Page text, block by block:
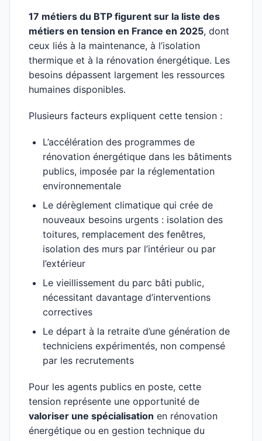
17 métiers du BTP figurent sur la liste des
métiers en tension en France en 2025, dont
ceux liés à la maintenance, à l’isolation
thermique et à la rénovation énergétique. Les
besoins dépassent largement les ressources
humaines disponibles.
Plusieurs facteurs expliquent cette tension :
L’accélération des programmes de
rénovation énergétique dans les bâtiments
publics, imposée par la réglementation
environnementale
Le dérèglement climatique qui crée de
nouveaux besoins urgents : isolation des
toitures, remplacement des fenêtres,
isolation des murs par l’intérieur ou par
l’extérieur
Le vieillissement du parc bâti public,
nécessitant davantage d’interventions
correctives
Le départ à la retraite d’une génération de
techniciens expérimentés, non compensé
par les recrutements
Pour les agents publics en poste, cette
tension représente une opportunité de
valoriser une spécialisation en rénovation
énergétique ou en gestion technique du